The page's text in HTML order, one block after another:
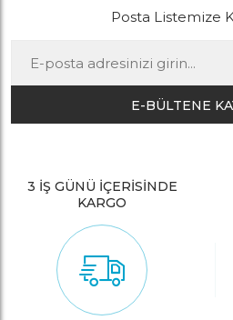
Posta Listemize
E-BÜLTENE
3 İŞ GÜNÜ İÇERİSİNDE
KARGO